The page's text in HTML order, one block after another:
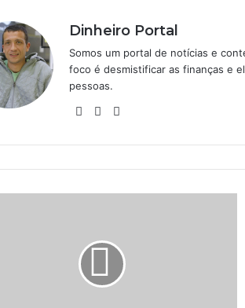
Dinheiro Portal
Somos um portal de notícias e
foco é desmistificar as finanças e
pessoas.
WebsiteLinkedin